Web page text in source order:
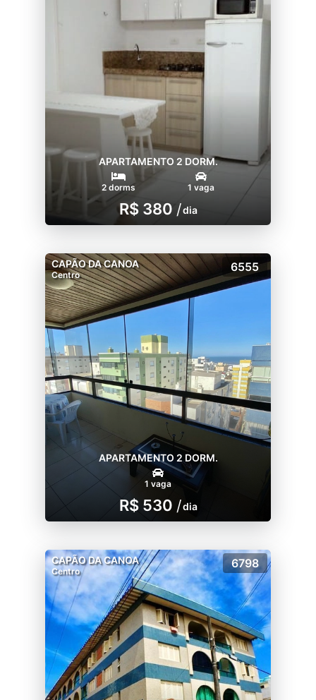
APARTAMENTO 2 DORM.
2 dorms 1 vaga
R$ 380 /dia
CAPÃO DA CANOA
Centro
6555
APARTAMENTO 2 DORM.
1 vaga
R$ 530 /dia
CAPÃO DA CANOA
Centro
6798